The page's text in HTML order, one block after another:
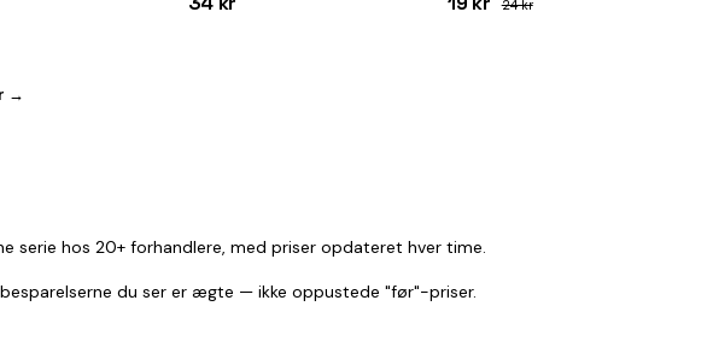
24 kr
→
serie hos 20+ forhandlere, med priser opdateret hver time.
du ser er ægte — ikke oppustede "før"-priser.